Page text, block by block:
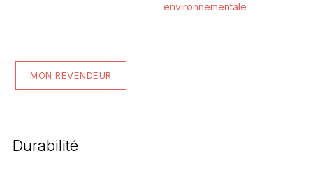
environnementale
MON REVENDEUR
Durabilité